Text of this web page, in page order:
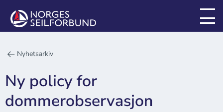
Nyhetsarkiv
Ny policy for
dommerobservasjon